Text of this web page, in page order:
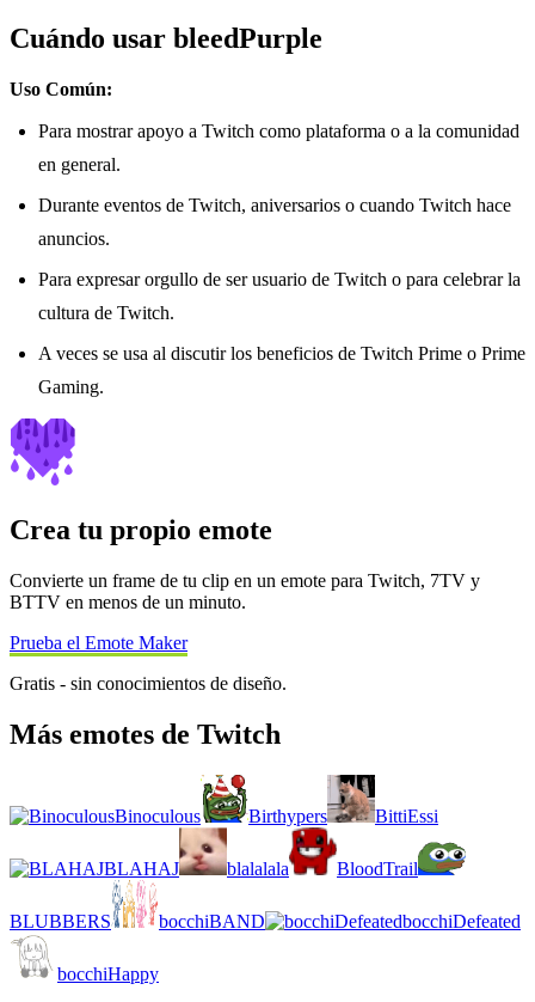
Cuándo usar bleedPurple
Uso Común:
Para mostrar apoyo a Twitch como plataforma o a la comunidad
en general.
Durante eventos de Twitch, aniversarios o cuando Twitch hace
anuncios.
Para expresar orgullo de ser usuario de Twitch o para celebrar la
cultura de Twitch.
A veces se usa al discutir los beneficios de Twitch Prime o Prime
Gaming.
Crea tu propio emote
Convierte un frame de tu clip en un emote para Twitch, 7TV y
BTTV en menos de un minuto.
Prueba el Emote Maker
Gratis - sin conocimientos de diseño.
Más emotes de Twitch
Binoculous Birthypers BittiEssi
BLAHAJ blalalala BloodTrail
BLUBBERS bocchiBAND bocchiDefeated
bocchiHappy